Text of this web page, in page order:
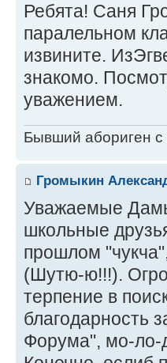
Ребята! Саня
паралельном
извините.
знакомо.
уважением.
Бывший абориген с
Громыкин
Уважаемые
школьные
прошлом
(Шутю-ю!!!).
терпение в
благодарность
Форума", мо-ло-